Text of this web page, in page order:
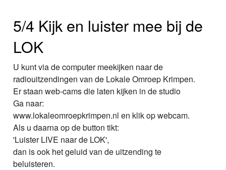
5/4 Kijk en luister mee bij de
LOK
U kunt via de computer meekijken naar de
radiouitzendingen van de Lokale Omroep Krimpen.
Er staan web-cams die laten kijken in de studio
Ga naar:
www.lokaleomroepkrimpen.nl en klik op webcam.
Als u daarna op de button tikt:
'Luister LIVE naar de LOK',
dan is ook het geluid van de uitzending te
beluisteren.